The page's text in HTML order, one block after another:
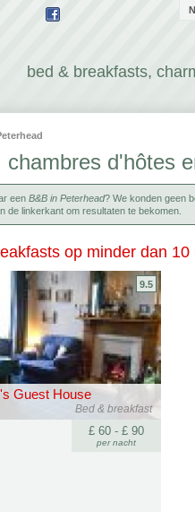
bed & breakfasts,
chambres d'hôtes
een B&B in Peterhead? We konden geen
de linkerkant om resultaten te bekomen.
op minder dan 10
Guest House
Bed & breakfast
9.5
£ 60 - £ 90
per nacht